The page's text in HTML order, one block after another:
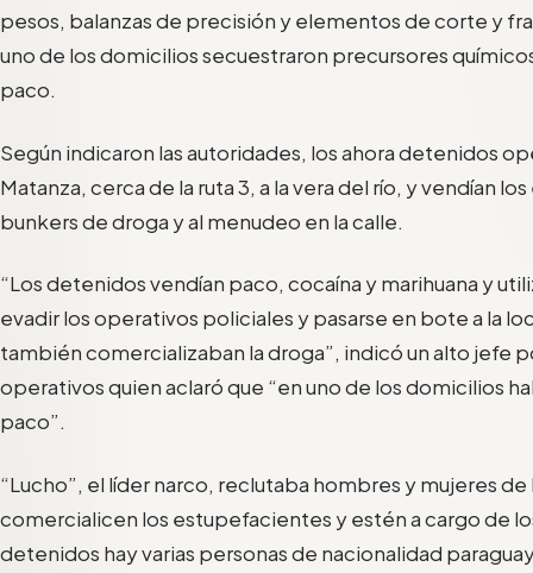
pesos, balanzas de precisión y elementos de corte y
uno de los domicilios secuestraron precursores
paco.
Según indicaron las autoridades, los ahora detenidos
Matanza, cerca de la ruta 3, a la vera del río, y vendían
bunkers de droga y al menudeo en la calle.
“Los detenidos vendían paco, cocaína y marihuana y
evadir los operativos policiales y pasarse en bote a la
también comercializaban la droga”, indicó un alto jefe
operativos quien aclaró que “en uno de los domicilios
paco”.
“Lucho”, el líder narco, reclutaba hombres y mujeres de
comercialicen los estupefacientes y estén a cargo de
detenidos hay varias personas de nacionalidad